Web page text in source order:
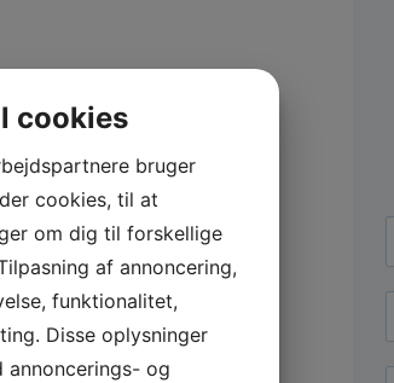
cookies
bruger
cookies, til at
om dig til forskellige
af annoncering,
funktionalitet,
Disse oplysninger
annoncerings- og